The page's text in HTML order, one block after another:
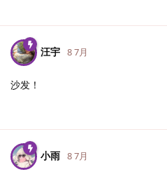
汪宇 8 7月
沙发！
小雨 8 7月